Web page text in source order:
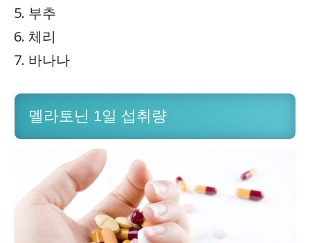
5. 부추
6. 체리
7. 바나나
멜라토닌 1일 섭취량